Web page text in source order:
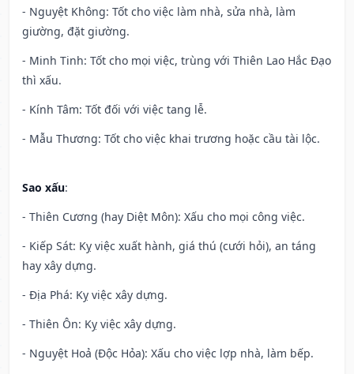
- Nguyệt Không: Tốt cho việc làm nhà, sửa nhà, làm
giường, đặt giường.
- Minh Tinh: Tốt cho mọi việc, trùng với Thiên Lao Hắc Đạo
thì xấu.
- Kính Tâm: Tốt đối với việc tang lễ.
- Mẫu Thương: Tốt cho việc khai trương hoặc cầu tài lộc.
Sao xấu:
- Thiên Cương (hay Diệt Môn): Xấu cho mọi công việc.
- Kiếp Sát: Kỵ việc xuất hành, giá thú (cưới hỏi), an táng
hay xây dựng.
- Địa Phá: Kỵ việc xây dựng.
- Thiên Ôn: Kỵ việc xây dựng.
- Nguyệt Hoả (Độc Hỏa): Xấu cho việc lợp nhà, làm bếp.